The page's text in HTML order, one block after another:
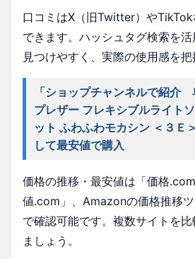
口コミはX（旧Twitter）や
できます。ハッシュタグ検索を
見つけやすく、実際の使用感を把
「ショップチャンネルで紹介
プレザー フレキシブルライト
ット ふわふわモカシン ＜３Ｅ
して最安値で購入
価格の推移・最安値は「価格
値.com」、Amazonの価格推移
で確認可能です。複数サイトを
ましょう。